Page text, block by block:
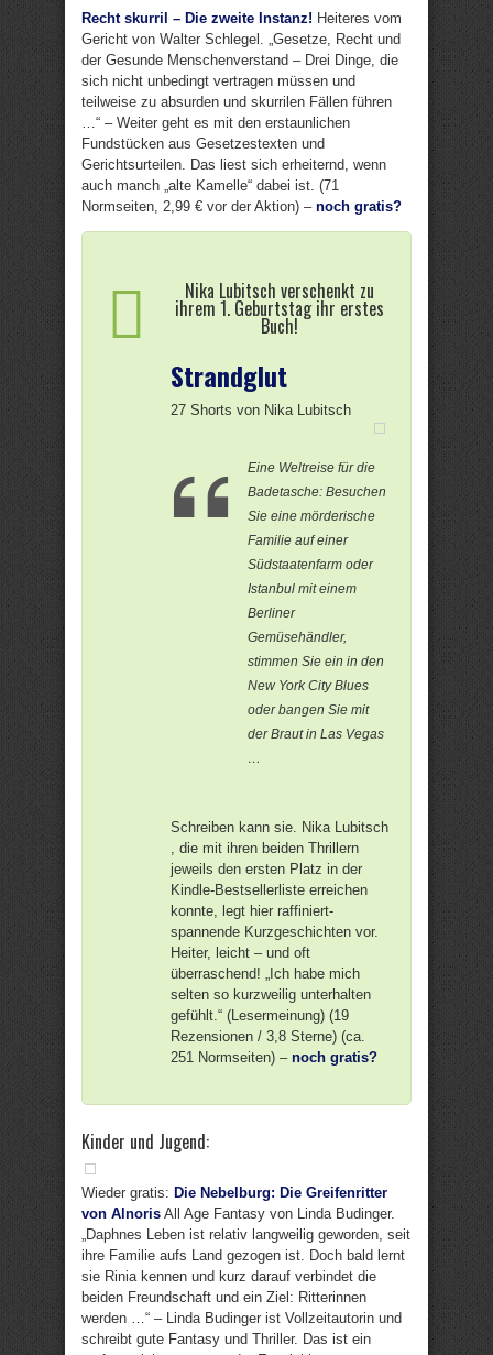
Recht skurril – Die zweite Instanz! Heiteres vom
Gericht von Walter Schlegel. „Gesetze, Recht und
der Gesunde Menschenverstand – Drei Dinge, die
sich nicht unbedingt vertragen müssen und
teilweise zu absurden und skurrilen Fällen führen
…“ – Weiter geht es mit den erstaunlichen
Fundstücken aus Gesetzestexten und
Gerichtsurteilen. Das liest sich erheiternd, wenn
auch manch „alte Kamelle“ dabei ist. (71
Normseiten, 2,99 € vor der Aktion) – noch gratis?
Nika Lubitsch verschenkt zu
ihrem 1. Geburtstag ihr erstes
Buch!
Strandglut
27 Shorts von Nika Lubitsch
Eine Weltreise für die
Badetasche: Besuchen
Sie eine mörderische
Familie auf einer
Südstaatenfarm oder
Istanbul mit einem
Berliner
Gemüsehändler,
stimmen Sie ein in den
New York City Blues
oder bangen Sie mit
der Braut in Las Vegas
…
Schreiben kann sie. Nika Lubitsch
, die mit ihren beiden Thrillern
jeweils den ersten Platz in der
Kindle-Bestsellerliste erreichen
konnte, legt hier raffiniert-
spannende Kurzgeschichten vor.
Heiter, leicht – und oft
überraschend! „Ich habe mich
selten so kurzweilig unterhalten
gefühlt.“ (Lesermeinung) (19
Rezensionen / 3,8 Sterne) (ca.
251 Normseiten) – noch gratis?
Kinder und Jugend:
Wieder gratis: Die Nebelburg: Die Greifenritter
von Alnoris All Age Fantasy von Linda Budinger.
„Daphnes Leben ist relativ langweilig geworden, seit
ihre Familie aufs Land gezogen ist. Doch bald lernt
sie Rinia kennen und kurz darauf verbindet die
beiden Freundschaft und ein Ziel: Ritterinnen
werden …“ – Linda Budinger ist Vollzeitautorin und
schreibt gute Fantasy und Thriller. Das ist ein